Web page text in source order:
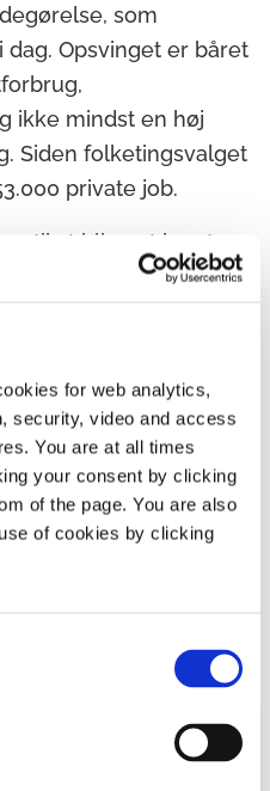
for web analytics,
security, video and access
You are at all times
your consent by clicking
of the page. You are also
of cookies by clicking
som
Opsvinget er båret
ikke mindst en høj
Siden folketingsvalget
private job.
til at blive et langt
mindst de reformer,
incitament til at
for
mere end 30 år
få offentligt
finansloven for 2019
forbrug nede
tilbage i